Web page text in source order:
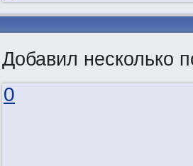
Добавил несколько
0